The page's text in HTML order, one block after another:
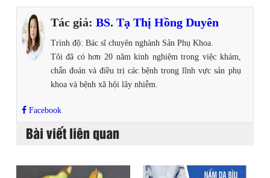
Tác giả: BS. Tạ Thị Hồng Duyên
Trình độ: Bác sĩ chuyên nghành Sản Phụ Khoa.
Tôi đã có hơn 20 năm kinh nghiệm trong việc khám,
chẩn đoán và điều trị các bệnh trong lĩnh vực sản phụ
khoa và bệnh xã hội lây nhiễm.
Facebook
Bài viết liên quan